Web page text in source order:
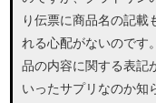
り伝票に商品名の記載
れる心配がないのです
品の内容に関する表記
いったサプリなのか知